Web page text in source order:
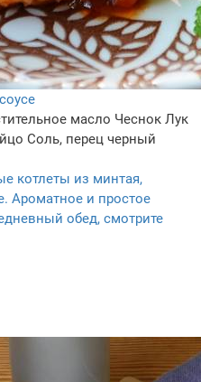
масло Чеснок Лук
Соль, перец черный
котлеты из минтая,
Ароматное и простое
обед, смотрите